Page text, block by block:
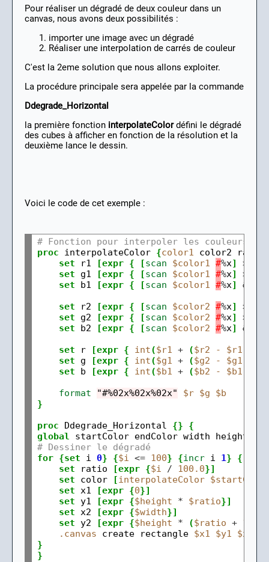
Pour réaliser un dégradé de deux couleur dans un
canvas, nous avons deux possibilités :
importer une image avec un dégradé
Réaliser une interpolation de carrés de couleur
C'est la 2eme solution que nous allons exploiter.
La procédure principale sera appelée par la commande
Ddegrade_Horizontal
la première fonction interpolateColordéfini le dégradé
des cubes à afficher en fonction de la résolution et la
deuxième lance le dessin.
Voici le code de cet exemple :
# Fonction pour interpoler les couleurs
proc
interpolateColor {color1 color2 ratio
set
r1 [expr { [scan $color1 #%x] >>
set
g1 [expr { [scan $color1 #%x] >>
set
b1 [expr { [scan $color1 #%x] &
set
r2 [expr { [scan $color2 #%x] >>
set
g2 [expr { [scan $color2 #%x] >>
set
b2 [expr { [scan $color2 #%x] &
set
r [expr { int($r1 + ($r2 - $r1
set
g [expr { int($g1 + ($g2 - $g1
set
b [expr { int($b1 + ($b2 - $b1
format
"#%02x%02x%02x" $r $g
$b
}
proc
Ddegrade_Horizontal {}
{
global
startColor endColor width
# Dessiner le dégradé
for {set i 0} {$i <= 100} {incr i 1}
{
set
ratio [expr {$i / 100.0}]
set
color [interpolateColor $startColor
set x1 [expr {0}]
set
y1 [expr {$height * $ratio}]
set x2 [expr {$width}]
set
y2 [expr {$height * ($ratio + 1
.canvas
create rectangle $x1 $y1 $x2
}
}